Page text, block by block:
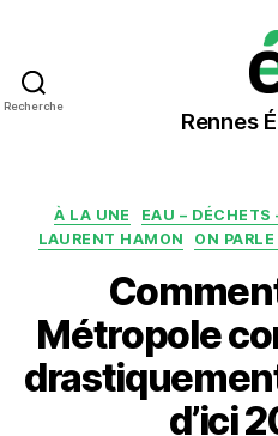
Recherche
Rennes
À LA UNE
EAU – DÉCHETS
LAURENT HAMON
ON
Métropole
d’ici